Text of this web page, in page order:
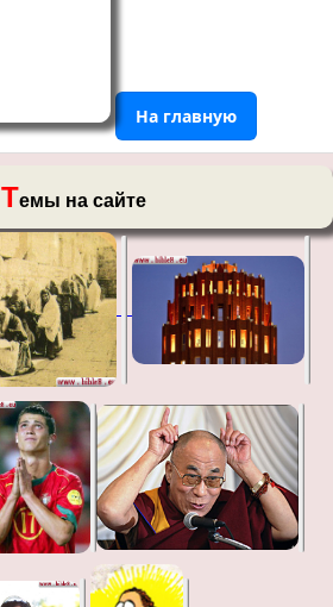
На главную
Темы на сайте